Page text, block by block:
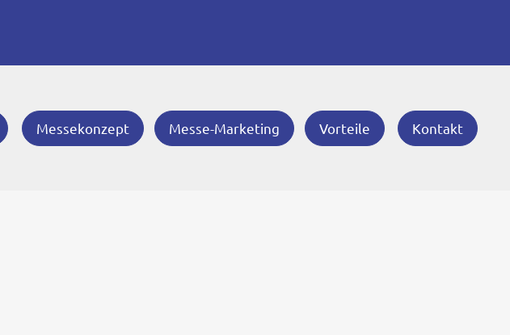
Messekonzept Messe-Marketing Vorteile Kontakt